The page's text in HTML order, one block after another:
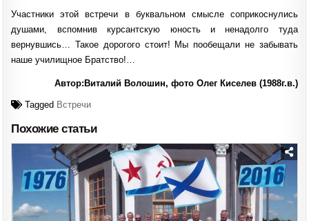
Участники этой встречи в буквальном смысле соприкоснулись
душами, вспомнив курсантскую юность и ненадолго туда
вернувшись… Такое дорогого стоит! Мы пообещали не забывать
наше училищное Братство!…
Автор:Виталий Волошин, фото Олег Киселев (1988г.в.)
Tagged Встречи
Похожие статьи
Posted
in